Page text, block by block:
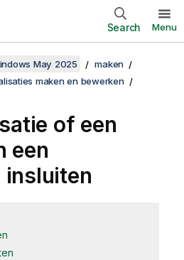
Search Menu
May 2025
maken
maken en bewerken
of een
een
insluiten